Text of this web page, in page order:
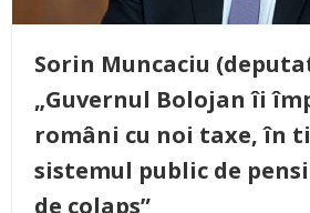
Sorin Muncaciu
„Guvernul Bolojan îi
români cu noi taxe, în
sistemul public de
de colaps”